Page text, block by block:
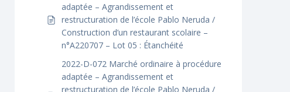
adaptée – Agrandissement et
restructuration de l’école Pablo Neruda /
Construction d’un restaurant scolaire –
n°A220707 – Lot 05 : Étanchéité
2022-D-072 Marché ordinaire à procédure
adaptée – Agrandissement et
restructuration de l’école Pablo Neruda /